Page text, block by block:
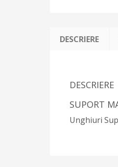
DESCRIERE
DESCRIERE
SUPORT
Unghiuri